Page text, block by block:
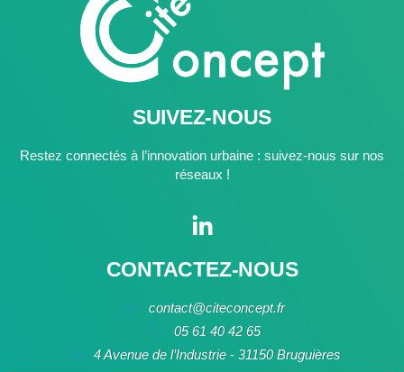
SUIVEZ-NOUS
Restez connectés à l’innovation urbaine : suivez-nous sur nos
réseaux !
CONTACTEZ-NOUS
contact@citeconcept.fr
05 61 40 42 65
4 Avenue de l’Industrie - 31150 Bruguières